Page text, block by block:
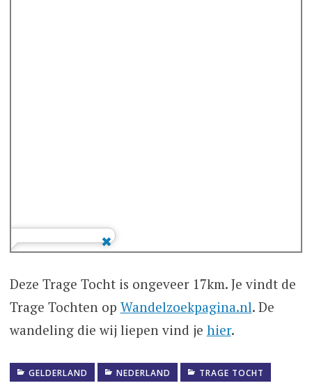
Deze Trage Tocht is ongeveer 17km. Je vindt de
Trage Tochten op Wandelzoekpagina.nl. De
wandeling die wij liepen vind je hier.
GELDERLAND NEDERLAND TRAGE TOCHT